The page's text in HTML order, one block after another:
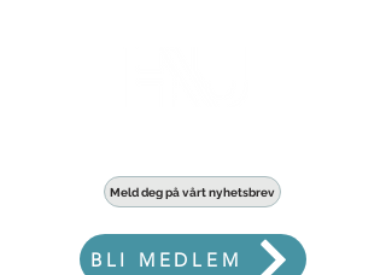
Meld deg på vårt nyhetsbrev
BLI MEDLEM